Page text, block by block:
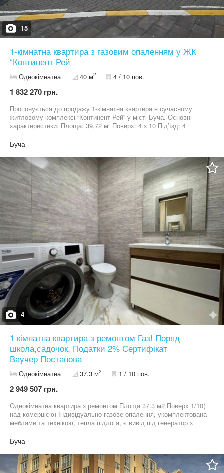
15
1-кімнатна квартира з газовим опаленням у ЖК
“Континент Рей
Однокімнатна 40 м2 4 / 10 пов.
1 832 270 грн.
Пропонується до продажу 1-кімнатна квартира в сучасному
житловому комплексі “Континент Рей” у місті Буча. Основні
характеристики: Площа: 39,72 м² Поверх: 4 з 10 Під’їзд: 4
встановлений котел Зручне планування, яке легко адаптувати
під власні потреби Комфортний середній поверх Ключі на руках
— можливий швидкий перегляд та вихід на угоду Квартира
ідеально підійде як для власного проживання, так і для
інвестиції під оренду. ЖК розташований у зручній локації з
розвиненою інфраструктурою: поруч магазини, транспорт, школи
та все необхідне для комфортного життя. Ціна: 41 000 $
Буча
4
1 кімнатна квартира з ремонтом Газ! Поряд
школа,садочок. Податки 2% Сертифікат
Ваучер Постанова
Однокімнатна 37.3 м2 1 / 10 пов.
2 949 507 грн.
Однокімнатна квартира з ремонтом Площа 37.3 м2 Поверх 1/10(
над комерцією) Індивідуально газове опалення, укомплектована
меблями та технікою, тепла підлога, є вивід під генератор з
Оформлення 2% Сертифікат, ваучер, постанова- так
Буча